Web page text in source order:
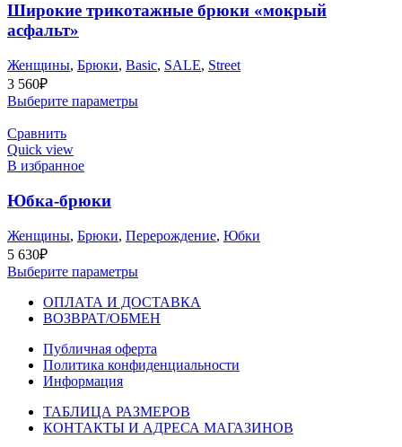
Широкие трикотажные брюки «мокрый
асфальт»
Женщины, Брюки, Basic, SALE, Street
3 560₽
Выберите параметры
Сравнить
Quick view
В избранное
Юбка-брюки
Женщины, Брюки, Перерождение, Юбки
5 630₽
Выберите параметры
ОПЛАТА И ДОСТАВКА
ВОЗВРАТ/ОБМЕН
Публичная оферта
Политика конфиденциальности
Информация
ТАБЛИЦА РАЗМЕРОВ
КОНТАКТЫ И АДРЕСА МАГАЗИНОВ